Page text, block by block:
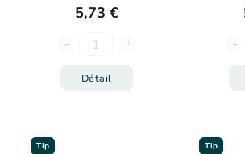
5,73 €
Détail
Tip Tip